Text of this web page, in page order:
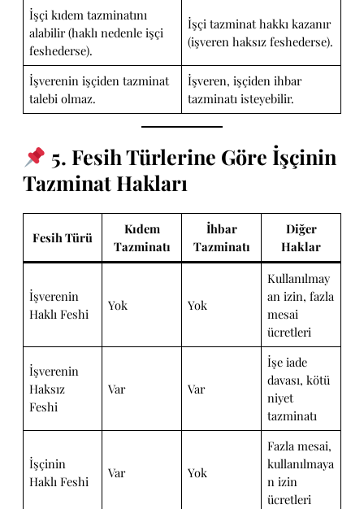
İşçi kıdem tazminatını
alabilir (haklı nedenle işçi
feshederse).
İşçi tazminat hakkı kazanır
(işveren haksız feshederse).
İşverenin işçiden tazminat
talebi olmaz.
İşveren, işçiden ihbar
tazminatı isteyebilir.
5. Fesih Türlerine Göre İşçinin
Tazminat Hakları
Fesih Türü
Kıdem
Tazminatı
İhbar
Tazminatı
Diğer
Haklar
İşverenin
Haklı Feshi
Yok Yok
Kullanılmay
an izin, fazla
mesai
ücretleri
İşverenin
Haksız
Feshi
Var Var
İşe iade
davası, kötü
niyet
tazminatı
İşçinin
Haklı Feshi
Var Yok
Fazla mesai,
kullanılmaya
n izin
ücretleri